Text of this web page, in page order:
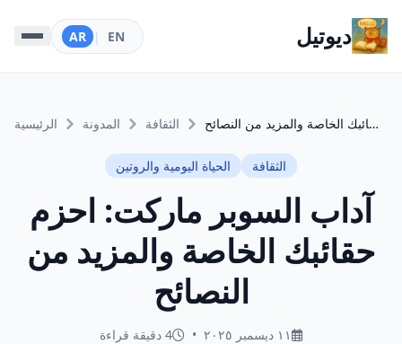
ديوتيل EN
|
AR
الرئيسية المدونة الثقافة آداب السوبر ماركت: احزم حقائبك الخاصة والمزيد من النصائح
الثقافة الحياة اليومية والروتين
آداب السوبر ماركت: احزم
حقائبك الخاصة والمزيد من
النصائح
١١ ديسمبر ٢٠٢٥ • 4 دقيقة قراءة